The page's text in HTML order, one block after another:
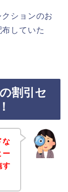
ションのお
していた
割引セ
な
ー
す